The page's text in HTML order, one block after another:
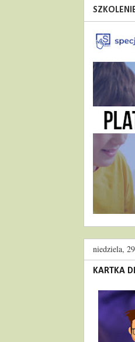
niedziela,
KARTKA